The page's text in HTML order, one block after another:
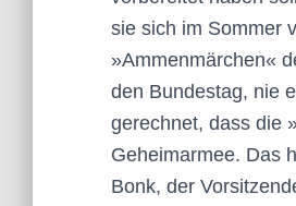
sie sich im Sommer
»Ammenmärchen«
den Bundestag, nie
gerechnet, dass die
Geheimarmee. Das
Bonk, der